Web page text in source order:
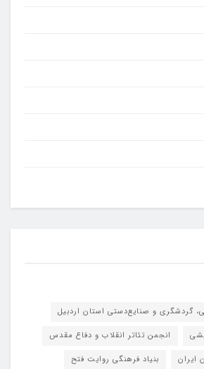
گردشگری و صنایع‌دستی استان اردبیل
انجمن تئاتر انقلاب و دفاع مقدس
ایران
بنیاد فرهنگی روایت فتح